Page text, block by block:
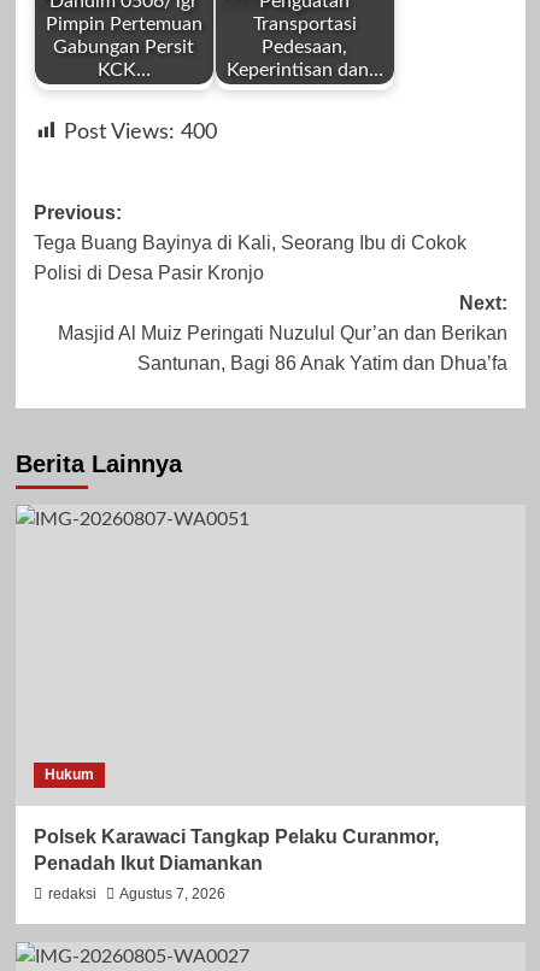
Desember 24,
Desember 24,
Pimpin Pertemuan
Gabungan Persit
KCK…
Redaksi
Transportasi
Pedesaan,
Keperintisan dan…
Redaksi
2025
Post Views: 400
Post
navigation
Previous:
Tega Buang Bayinya di Kali, Seorang Ibu di Cokok
Polisi di Desa Pasir Kronjo
Next:
Masjid Al Muiz Peringati Nuzulul Qur’an dan Berikan
Santunan, Bagi 86 Anak Yatim dan Dhua’fa
Berita Lainnya
Hukum
Polsek Karawaci Tangkap Pelaku Curanmor,
Penadah Ikut Diamankan
redaksi Agustus 7, 2026